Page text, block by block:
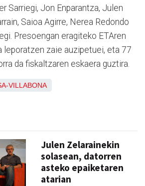
Sarriegi, Jon Enparantza, Julen
Saioa Agirre, Nerea Redondo
Presoengan eragiteko ETAren
leporatzen zaie auzipetuei, eta 77
da fiskaltzaren eskaera guztira.
VILLABONA
Julen Zelarainekin
solasean, datorren
asteko epaiketaren
atarian